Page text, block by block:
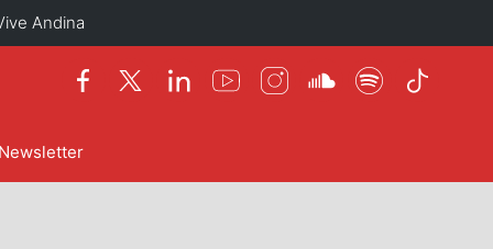
Andina